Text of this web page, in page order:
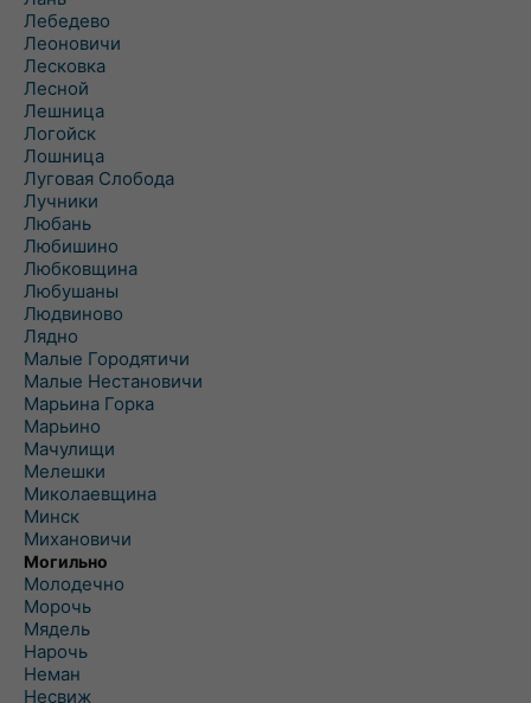
Лебедево
Леоновичи
Лесковка
Лесной
Лешница
Логойск
Лошница
Луговая Слобода
Лучники
Любань
Любишино
Любковщина
Любушаны
Людвиново
Лядно
Малые Городятичи
Малые Нестановичи
Марьина Горка
Марьино
Мачулищи
Мелешки
Миколаевщина
Минск
Михановичи
Могильно
Молодечно
Морочь
Мядель
Нарочь
Неман
Несвиж